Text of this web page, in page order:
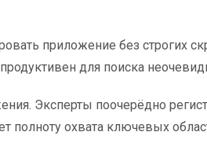
приложение без строгих
для поиска
Эксперты поочерёдно
охвата ключевых